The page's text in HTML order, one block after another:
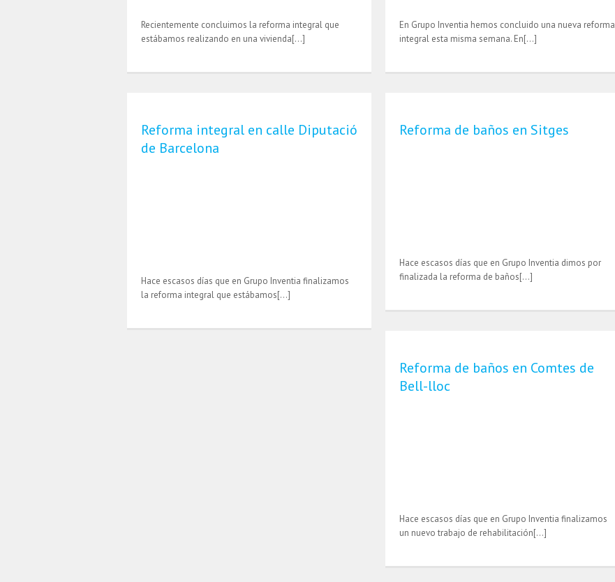
Recientemente concluimos la reforma integral que
estábamos realizando en una vivienda[…]
En Grupo Inventia hemos concluido una nueva reforma
integral esta misma semana. En[…]
Reforma integral en calle Diputació
de Barcelona
Hace escasos días que en Grupo Inventia finalizamos
la reforma integral que estábamos[…]
Reforma de baños en Sitges
Hace escasos días que en Grupo Inventia dimos por
finalizada la reforma de baños[…]
Reforma de baños en Comtes de
Bell-lloc
Hace escasos días que en Grupo Inventia finalizamos
un nuevo trabajo de rehabilitación[…]